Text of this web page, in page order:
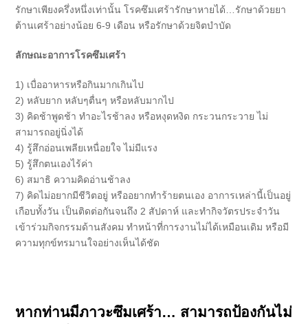
รักษาเพียงครึ่งหนึ่งเท่านั้น โรคซึมเศร้ารักษาหายได้…รักษาด้วยยา
ต้านเศร้าอย่างน้อย 6-9 เดือน หรือรักษาด้วยจิตบำบัด
ลักษณะอาการโรคซึมเศร้า
1) เบื่ออาหารหรือกินมากเกินไป
2) หลับยาก หลับๆตื่นๆ หรือหลับมากไป
3) คิดช้าพูดช้า ทำอะไรช้าลง หรือหงุดหงิด กระวนกระวาย ไม่
สามารถอยู่นิ่งได้
4) รู้สึกอ่อนเพลียเหนื่อยใจ ไม่มีแรง
5) รู้สึกตนเองไร้ค่า
6) สมาธิ ความคิดอ่านช้าลง
7) คิดไม่อยากมีชีวิตอยู่ หรืออยากทำร้ายตนเอง อาการเหล่านี้เป็นอยู่
เกือบทั้งวัน เป็นติดต่อกันจนถึง 2 สัปดาห์ และทำกิจวัตรประจำวัน
เข้าร่วมกิจกรรมด้านสังคม ทำหน้าที่การงานไม่ได้เหมือนเดิม หรือมี
ความทุกข์ทรมานใจอย่างเห็นได้ชัด
หากท่านมีภาวะซึมเศร้า… สามารถป้องกันไม่